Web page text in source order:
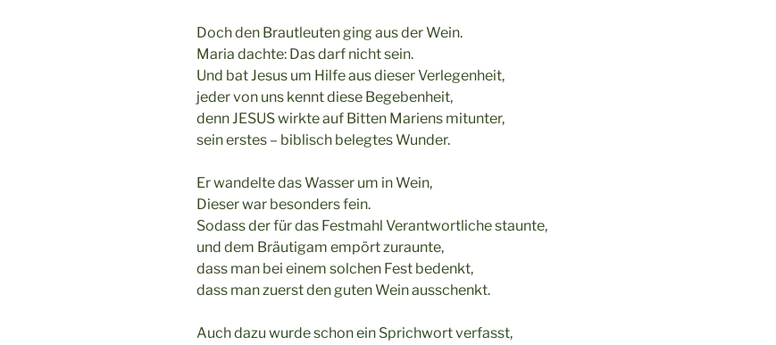
Doch den Brautleuten ging aus der Wein.
Maria dachte: Das darf nicht sein.
Und bat Jesus um Hilfe aus dieser Verlegenheit,
jeder von uns kennt diese Begebenheit,
denn JESUS wirkte auf Bitten Mariens mitunter,
sein erstes – biblisch belegtes Wunder.
Er wandelte das Wasser um in Wein,
Dieser war besonders fein.
Sodass der für das Festmahl Verantwortliche staunte,
und dem Bräutigam empört zuraunte,
dass man bei einem solchen Fest bedenkt,
dass man zuerst den guten Wein ausschenkt.
Auch dazu wurde schon ein Sprichwort verfasst,